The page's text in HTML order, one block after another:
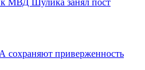
МВД Шулика занял пост
сохраняют приверженность